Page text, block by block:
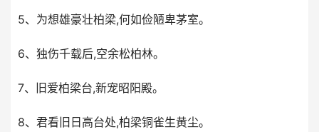
5、为想雄豪壮柏梁,何如俭陋卑茅室。
6、独伤千载后,空余松柏林。
7、旧爱柏梁台,新宠昭阳殿。
8、君看旧日高台处,柏梁铜雀生黄尘。